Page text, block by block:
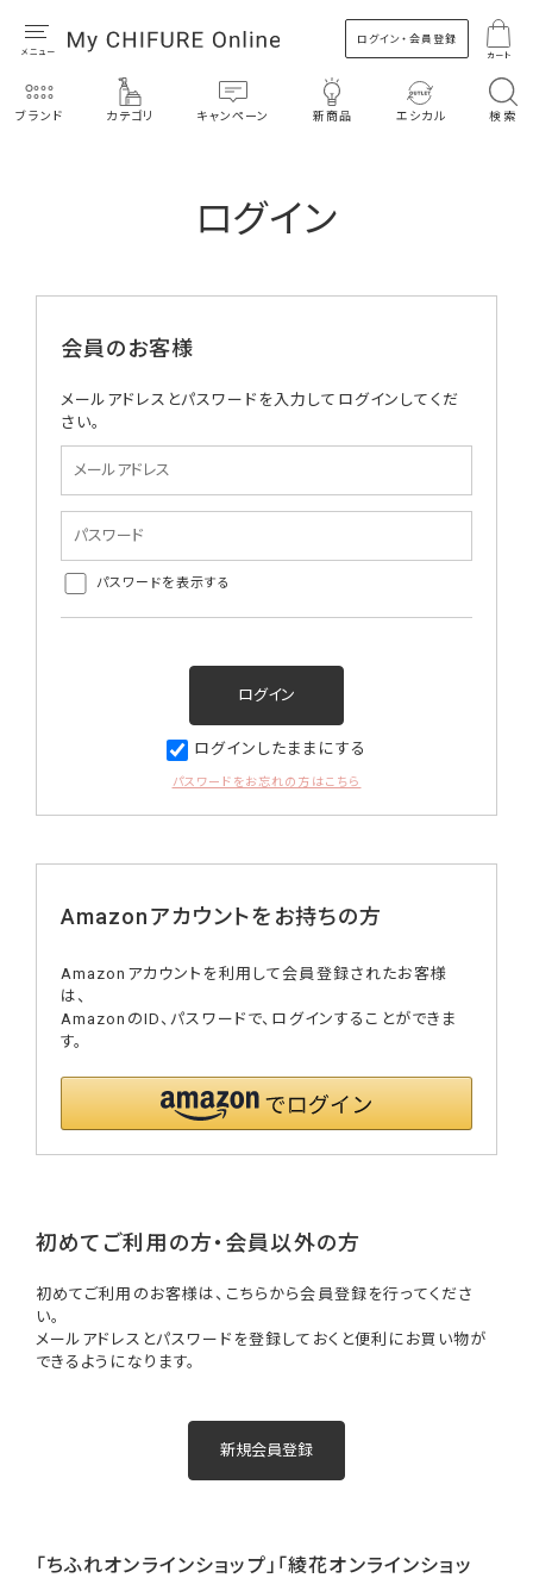
ログイン・会員登録
カート
ブランド カテゴリ キャンペーン 新商品 エシカル 検索
ログイン
会員のお客様
メールアドレスとパスワードを入力してログインしてくだ
さい。
パスワードを表示する
ログインしたままにする
パスワードをお忘れの方はこちら
Amazonアカウントをお持ちの方
Amazonアカウントを利用して会員登録されたお客様
は、
AmazonのID、パスワードで、ログインすることができま
す。
初めてご利用の方・会員以外の方
初めてご利用のお客様は、こちらから会員登録を行ってくださ
い。
メールアドレスとパスワードを登録しておくと便利にお買い物が
できるようになります。
「ちふれオンラインショップ」「綾花オンラインショッ